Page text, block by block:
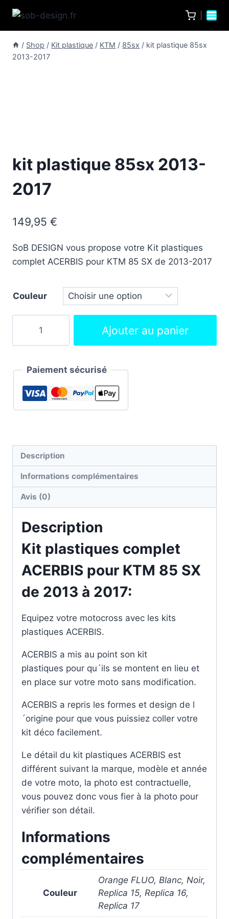
/ Shop / Kit plastique / KTM / 85sx / kit plastique 85sx
2013-2017
kit plastique 85sx 2013-
2017
149,95 €
SoB DESIGN vous propose votre Kit plastiques
complet ACERBIS pour KTM 85 SX de 2013-2017
Couleur
Ajouter au panier
Paiement sécurisé
Description
Informations complémentaires
Avis (0)
Description
Kit plastiques complet
ACERBIS pour KTM 85 SX
de 2013 à 2017:
Equipez votre motocross avec les kits
plastiques ACERBIS.
ACERBIS a mis au point son kit
plastiques pour qu´ils se montent en lieu et
en place sur votre moto sans modification.
ACERBIS a repris les formes et design de l
´origine pour que vous puissiez coller votre
kit déco facilement.
Le détail du kit plastiques ACERBIS est
différent suivant la marque, modèle et année
de votre moto, la photo est contractuelle,
vous pouvez donc vous fier à la photo pour
vérifier son détail.
Informations
complémentaires
Couleur
Orange FLUO, Blanc, Noir,
Replica 15, Replica 16,
Replica 17